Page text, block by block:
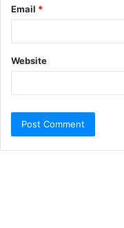
Email *
Website